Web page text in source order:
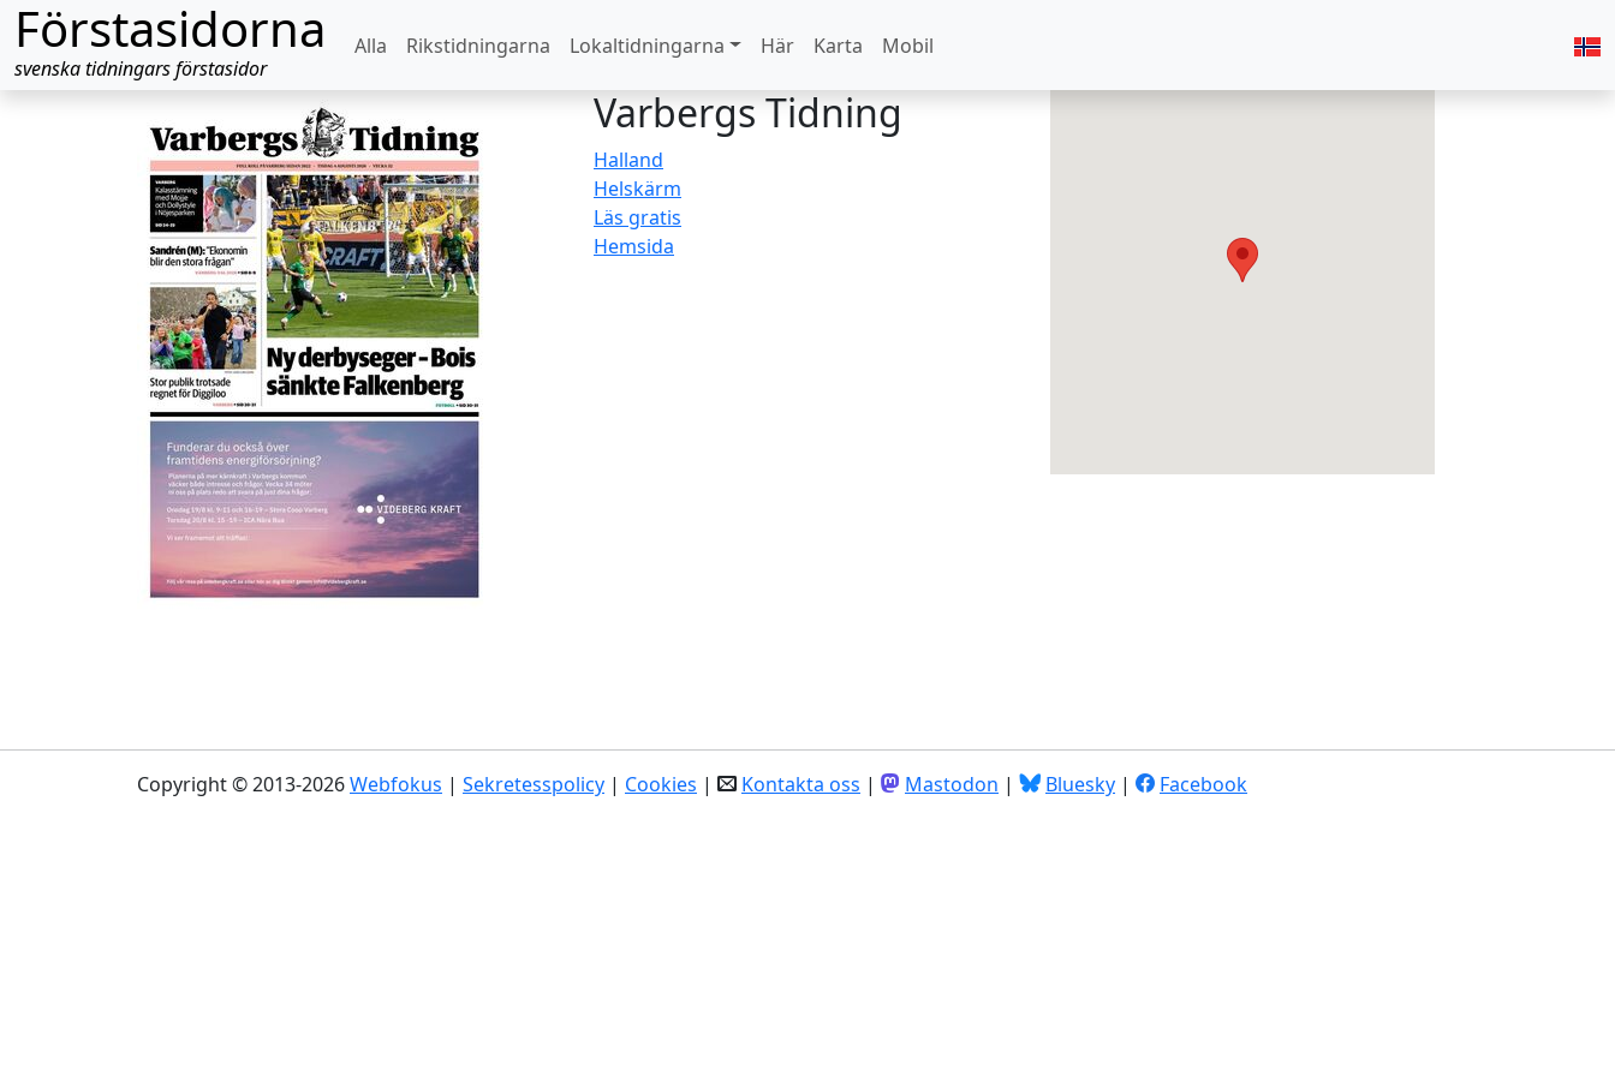
Förstasidorna
svenska tidningars förstasidor
Alla Rikstidningarna Lokaltidningarna Här Karta Mobil
Varbergs Tidning
Halland
Helskärm
Läs gratis
Hemsida
Copyright © 2013-2026Webfokus | Sekretesspolicy | Cookies | Kontakta oss | Mastodon | Bluesky | Facebook